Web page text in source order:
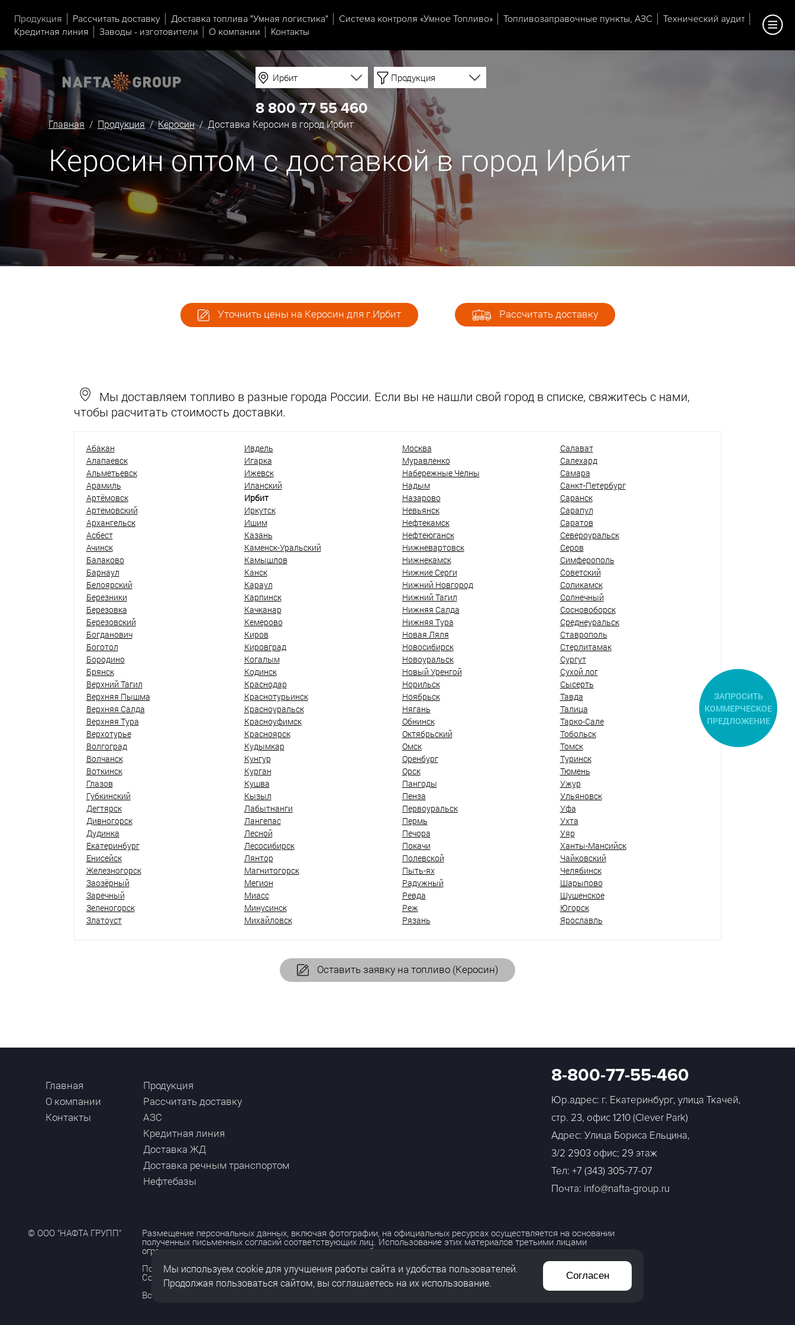
Продукция Рассчитать доставку Доставка топлива "Умная логистика" Система контроля «Умное Топливо» Топливозаправочные пункты, АЗС
Технический аудит
Кредитная линия
Заводы - изготовители О компании Контакты
Ирбит Продукция
8 800 77 55 460
Главная / Продукция/Керосин/ Доставка Керосин в город Ирбит
Керосин оптом с доставкой в город Ирбит
Уточнить цены на Керосин для г.Ирбит Рассчитать доставку
Мы доставляем топливо в разные города России. Если вы не нашли свой город в списке, свяжитесь с нами,
чтобы расчитать стоимость доставки.
Абакан
Алапаевск
Альметьевск
Арамиль
Артёмовск
Артемовский
Архангельск
Асбест
Ачинск
Балаково
Барнаул
Белоярский
Березники
Березовка
Березовский
Богданович
Боготол
Бородино
Брянск
Верхний Тагил
Верхняя Пышма
Верхняя Салда
Верхняя Тура
Верхотурье
Волгоград
Волчанск
Воткинск
Глазов
Губкинский
Дегтярск
Дивногорск
Дудинка
Екатеринбург
Енисейск
Железногорск
Заозёрный
Заречный
Зеленогорск
Златоуст
Ивдель
Игарка
Ижевск
Иланский
Ирбит
Иркутск
Ишим
Казань
Каменск-Уральский
Камышлов
Канск
Караул
Карпинск
Качканар
Кемерово
Киров
Кировград
Когалым
Кодинск
Краснодар
Краснотурьинск
Красноуральск
Красноуфимск
Красноярск
Кудымкар
Кунгур
Курган
Кушва
Кызыл
Лабытнанги
Лангепас
Лесной
Лесосибирск
Лянтор
Магнитогорск
Мегион
Миасс
Минусинск
Михайловск
Москва
Муравленко
Набережные Челны
Надым
Назарово
Невьянск
Нефтекамск
Нефтеюганск
Нижневартовск
Нижнекамск
Нижние Серги
Нижний Новгород
Нижний Тагил
Нижняя Салда
Нижняя Тура
Новая Ляля
Новосибирск
Новоуральск
Новый Уренгой
Норильск
Ноябрьск
Нягань
Обнинск
Октябрьский
Омск
Оренбург
Орск
Пангоды
Пенза
Первоуральск
Пермь
Печора
Покачи
Полевской
Пыть-ях
Радужный
Ревда
Реж
Рязань
Салават
Салехард
Самара
Санкт-Петербург
Саранск
Сарапул
Саратов
Североуральск
Серов
Симферополь
Советский
Соликамск
Солнечный
Сосновоборск
Среднеуральск
Ставрополь
Стерлитамак
Сургут
Сухой лог
Сысерть
Тавда
Талица
Тарко-Сале
Тобольск
Томск
Туринск
Тюмень
Ужур
Ульяновск
Уфа
Ухта
Уяр
Ханты-Мансийск
Чайковский
Челябинск
Шарыпово
Шушенское
Югорск
Ярославль
Оставить заявку на топливо (Керосин)
Главная
О компании
Контакты
Продукция
Рассчитать доставку
АЗС
Кредитная линия
Доставка ЖД
Доставка речным транспортом
Нефтебазы
8-800-77-55-460
Юр.адрес: г. Екатеринбург, улица Ткачей,
стр. 23, офис 1210 (Clever Park)
Адрес: Улица Бориса Ельцина,
3/2 2903 офис; 29 этаж
Тел: +7 (343) 305-77-07
Почта: info@nafta-group.ru
© ООО "НАФТА ГРУПП" Размещение персональных данных, включая фотографии, на официальных ресурсах осуществляется на основании
полученных письменных согласий соответствующих лиц. Использование этих материалов третьими лицами
ограничено и допускается только с разрешения правообладателя.
Политика обработки персональных данных
Согласие на обработку персональных данных
Все права защищены
ЗАПРОСИТЬ
КОММЕРЧЕСКОЕ
ПРЕДЛОЖЕНИЕ
Мы используем cookie для улучшения работы сайта и удобства пользователей.
Продолжая пользоваться сайтом, вы соглашаетесь на их использование.
Согласен